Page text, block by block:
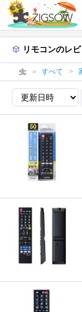
リモコンのレ
すべて